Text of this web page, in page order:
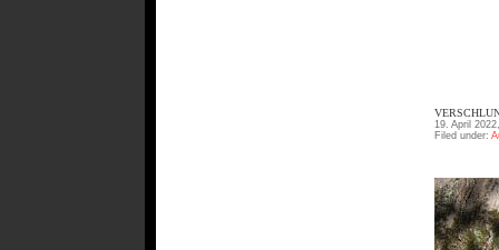
19. April
Filed under: